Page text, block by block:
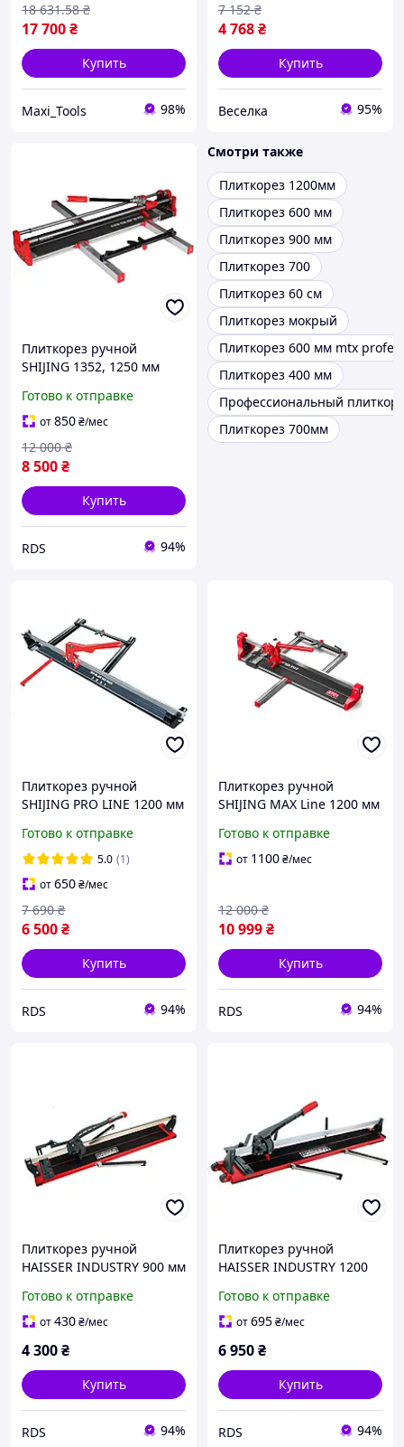
17 700₴
18 631.58 ₴
Купить
Maxi_Tools 98%
4 768₴
7 152 ₴
Купить
Веселка 95%
Плиткорез ручной
SHIJING 1352, 1250 мм
Готово к отправке
от850₴/мес
8 500₴
12 000 ₴
Купить
RDS 94%
Смотри также
Плиткорез 1200мм
Плиткорез 600 мм
Плиткорез 900 мм
Плиткорез 700
Плиткорез 60 см
Плиткорез мокрый
Плиткорез 600 мм mtx
Плиткорез 400 мм
Профессиональный
Плиткорез 700мм
Плиткорез ручной
SHIJING PRO LINE 1200 мм
Готово к отправке
5.0 (1)
от650₴/мес
6 500₴
7 690 ₴
Купить
RDS 94%
Плиткорез ручной
SHIJING MAX Line 1200 мм
зеленым лазером (3751)
Готово к отправке
от 1100₴/мес
10 999₴
12 000 ₴
Купить
RDS 94%
Плиткорез ручной
HAISSER INDUSTRY 900 мм
Готово к отправке
от430₴/мес
4 300₴
Купить
RDS 94%
Плиткорез ручной
HAISSER INDUSTRY 1200
(64022)
Готово к отправке
от695₴/мес
6 950₴
Купить
RDS 94%